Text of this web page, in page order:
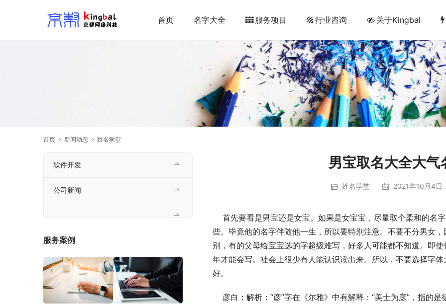
首页 名字大全 服务项目 行业咨询 关于Kingbal
首页 新闻动态 姓名学堂
男宝取名大全大气
姓名学堂 2021年10月4日
些。毕竟他的名字伴随他一生，所以要特别注意。不要不分男女
别，有的父母给宝宝选的字超级难写，好多人可能都不知道。即
年才能会写。社会上很少有人能认识读出来。所以，不要选择字
好。
软件开发
公司新闻
服务案例